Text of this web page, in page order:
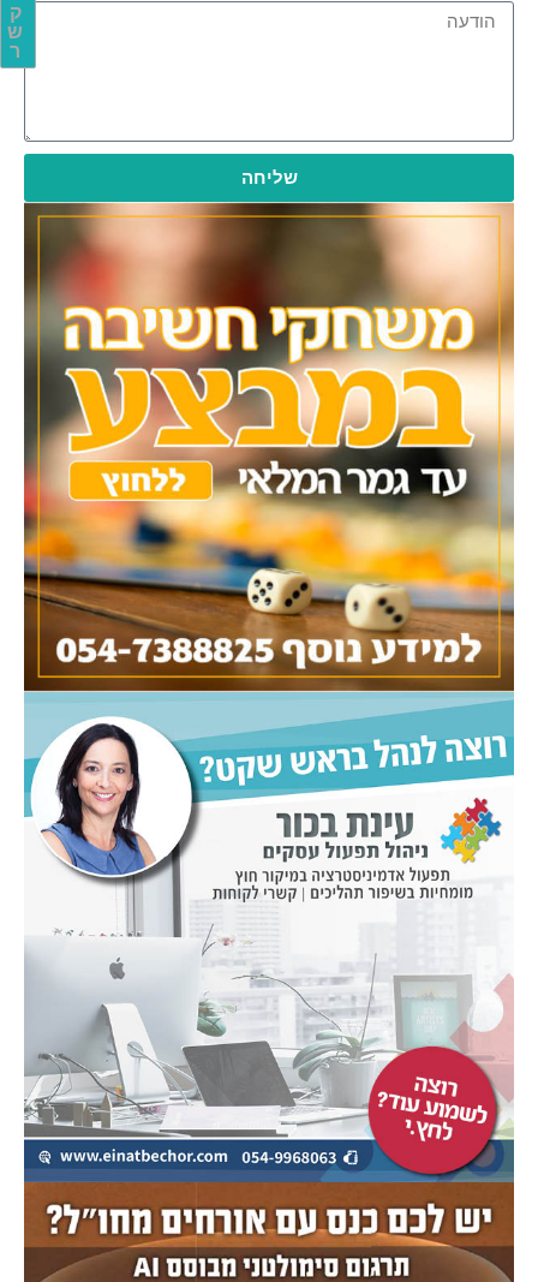
ק
ש
ר
שליחה